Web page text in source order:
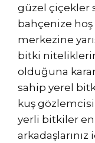
güzel çiçekler
bahçenize hoş
merkezine
bitki
olduğuna
sahip yerel
kuş
yerli bitkiler
arkadaşlarınız